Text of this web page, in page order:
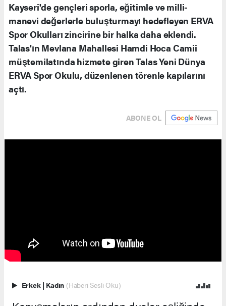
Kayseri'de gençleri sporla, eğitimle ve milli-
manevi değerlerle buluşturmayı hedefleyen ERVA
Spor Okulları zincirine bir halka daha eklendi.
Talas'ın Mevlana Mahallesi Hamdi Hoca Camii
müştemilatında hizmete giren Talas Yeni Dünya
ERVA Spor Okulu, düzenlenen törenle kapılarını
açtı.
ABONE OL
Erkek | Kadın (Haberi Sesli Oku)